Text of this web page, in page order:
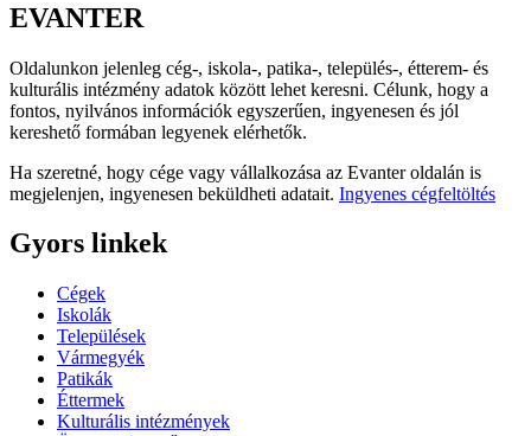
EVANTER
Oldalunkon jelenleg cég-, iskola-, patika-, település-, étterem- és
kulturális intézmény adatok között lehet keresni. Célunk, hogy a
fontos, nyilvános információk egyszerűen, ingyenesen és jól
kereshető formában legyenek elérhetők.
Ha szeretné, hogy cége vagy vállalkozása az Evanter oldalán is
megjelenjen, ingyenesen beküldheti adatait. Ingyenes cégfeltöltés
Gyors linkek
Cégek
Iskolák
Települések
Vármegyék
Patikák
Éttermek
Kulturális intézmények